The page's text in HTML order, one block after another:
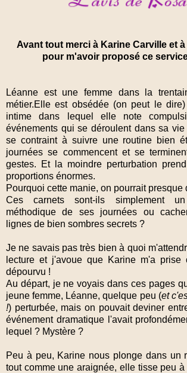
Avant tout merci à Karine Carville et
pour m'avoir proposé ce
Léanne est une femme dans la
métier.Elle est obsédée (on peut le
intime
dans lequel elle note
événements qui se déroulent dans sa
se contraint à suivre une routine bien
journées se commencent et se
gestes. Et la moindre perturbation
proportions énormes.
Pourquoi cette manie, on pourrait presque
Ces carnets sont-ils simplement
méthodique de ses journées ou
lignes de bien sombres secrets ?
Je ne savais pas très bien à quoi
lecture et j'avoue que Karine m'a prise
dépourvu !
Au départ, je ne voyais dans ces pages
jeune femme, Léanne, quelque peu (et
!) perturbée, mais on pouvait deviner
événement dramatique l'avait
lequel ? Mystère ?
Peu à peu, Karine nous plonge dans un
tout comme une araignée, elle tisse peu